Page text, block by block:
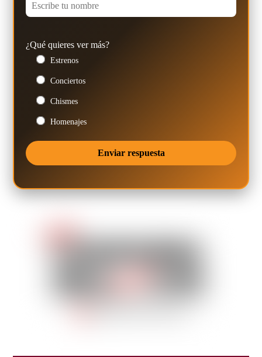
¿Qué quieres ver más?
Estrenos
Conciertos
Chismes
Homenajes